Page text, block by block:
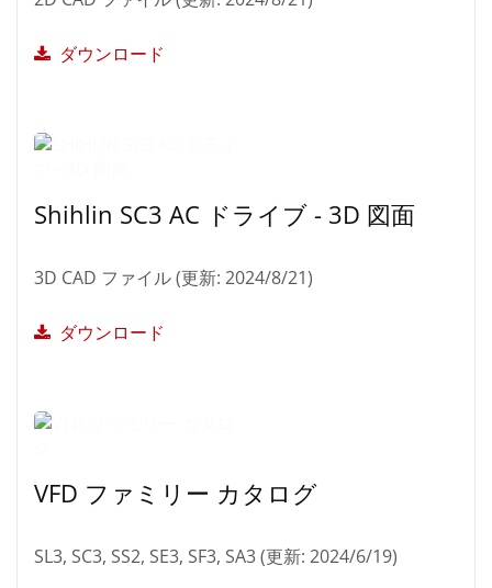
ダウンロード
Shihlin SC3 AC ドライブ - 3D 図面
3D CAD ファイル (更新: 2024/8/21)
ダウンロード
VFD ファミリー カタログ
SL3, SC3, SS2, SE3, SF3, SA3 (更新: 2024/6/19)